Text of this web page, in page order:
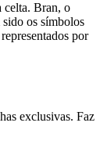
celta. Bran, o
os símbolos
por
exclusivas. Faz